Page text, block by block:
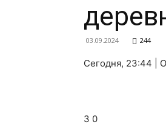
03.09.2024 244
Сегодня, 23:44 |
3 0